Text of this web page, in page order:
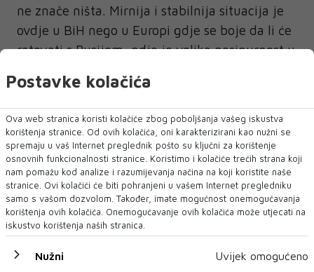
ne znače ništa. Mirnija i stabilnija situacija je
ovdje u BiH nego u Europi gdje se boje da li će
ratovati s Rusijom, gdje je velika nesigurnost u
To je razlog zbog kojeg se najviše građani
odlučuju vratiti. To se priča i po školama,
pripremaju ih kao da će sutra ratovati s
Rusijom. Ljudi se boje. BiH je neutralna zemlja
i u jako smo dobroj poziciji. Napredovali smo
ranije stotinu koraka, i onda kada je došla ova
cijela politička farsa na državnoj razini, vratili
smo se 100 koraka unatrag. Odbili smo dosta
da se situacija polako smiruje i opet imamo
Postavke kolačića
Ova web stranica koristi kolačiće zbog poboljšanja vašeg iskustva
korištenja stranice. Od ovih kolačića, oni karakterizirani kao nužni se
spremaju u vaš Internet preglednik pošto su ključni za korištenje
osnovnih funkcionalnosti stranice. Koristimo i kolačiće trećih strana koji
nam pomažu kod analize i razumijevanja načina na koji koristite naše
stranice. Ovi kolačići će biti pohranjeni u vašem Internet pregledniku
samo s vašom dozvolom. Također, imate mogućnost onemogućavanja
korištenja ovih kolačića. Onemogućavanje ovih kolačića može utjecati na
iskustvo korištenja naših stranica.
Nužni Uvijek omogućeno